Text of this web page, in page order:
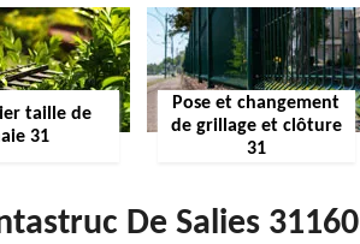
taille de
31
Pose et changement
de grillage et clôture
31
De Salies 31160